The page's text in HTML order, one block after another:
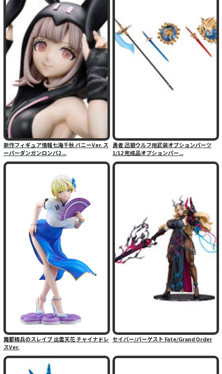
新作フィギュア情報七海千秋 バニーVer. ス
ーパーダンガンロンパ2 ...
勇者 迅狼ウルフ用武装オプションパーツ
1/12 完成品オプションパー...
魔都精兵のスレイブ 出雲天花 チャイナドレ
スVer.
セイバー/バーゲスト Fate/Grand Order